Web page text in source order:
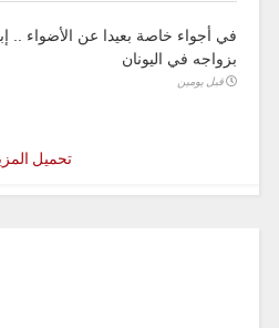
في أجواء خاصة بعيدا عن الأضواء ..
بزواجه في اليونان
قبل يومين
تحميل